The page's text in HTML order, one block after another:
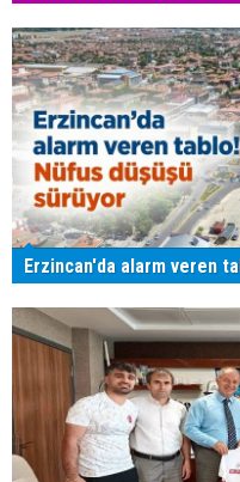
Erzincan'da alarm veren